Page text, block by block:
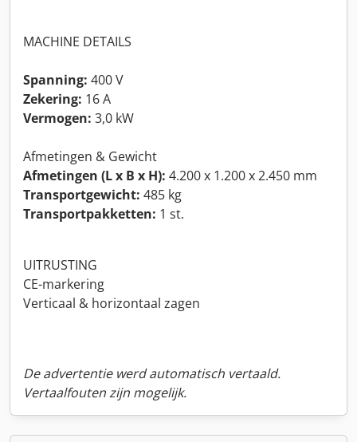
MACHINE DETAILS
Spanning: 400 V
Zekering: 16 A
Vermogen: 3,0 kW
Afmetingen & Gewicht
Afmetingen (L x B x H): 4.200 x 1.200 x 2.450 mm
Transportgewicht: 485 kg
Transportpakketten: 1 st.
UITRUSTING
CE-markering
Verticaal & horizontaal zagen
De advertentie werd automatisch vertaald.
Vertaalfouten zijn mogelijk.